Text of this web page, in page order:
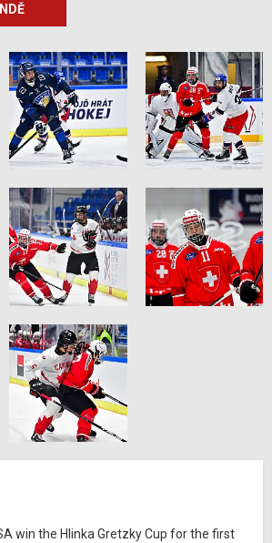
win the Hlinka Gretzky Cup for the first